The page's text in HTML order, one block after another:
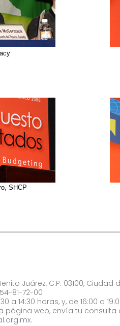
SHCP
Juárez, C.P. 03100, Ciudad
81-72-00
14:30 horas, y, de 16:00 a
página web, envía tu consulta
.